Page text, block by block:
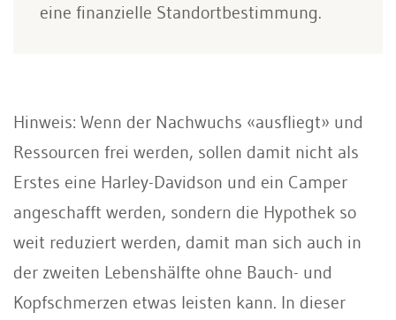
eine finanzielle Standortbestimmung.
Hinweis: Wenn der Nachwuchs «ausfliegt» und
Ressourcen frei werden, sollen damit nicht als
Erstes eine Harley-Davidson und ein Camper
angeschafft werden, sondern die Hypothek so
weit reduziert werden, damit man sich auch in
der zweiten Lebenshälfte ohne Bauch- und
Kopfschmerzen etwas leisten kann. In dieser